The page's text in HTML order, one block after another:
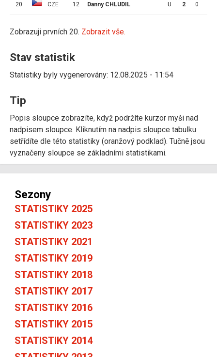
20. CZE 12 Danny CHLUDIL U 2 0
Zobrazuji prvních 20. Zobrazit vše.
Stav statistik
Statistiky byly vygenerovány: 12.08.2025 - 11:54
Tip
Popis sloupce zobrazíte, když podržíte kurzor myši nad
nadpisem sloupce. Kliknutím na nadpis sloupce tabulku
setřídíte dle této statistiky (oranžový podklad). Tučně jsou
vyznačeny sloupce se základními statistikami.
Sezony
STATISTIKY 2025
STATISTIKY 2023
STATISTIKY 2021
STATISTIKY 2019
STATISTIKY 2018
STATISTIKY 2017
STATISTIKY 2016
STATISTIKY 2015
STATISTIKY 2014